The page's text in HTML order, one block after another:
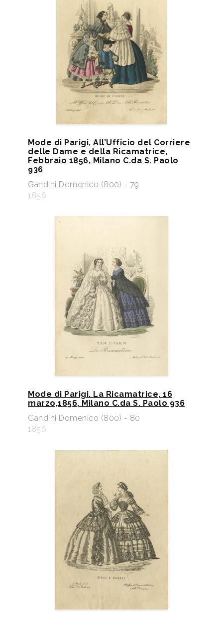
Mode di Parigi, All’Ufficio del Corriere
delle Dame e della Ricamatrice,
Febbraio 1856, Milano C.da S. Paolo
936
Gandini Domenico (800) - 79
1856
Mode di Parigi. La Ricamatrice, 16
marzo,1856, Milano C.da S. Paolo 936
Gandini Domenico (800) - 80
1856